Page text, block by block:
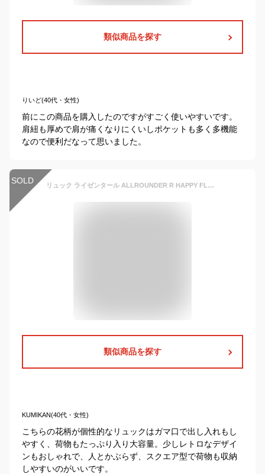
類似商品を探す
りいど(40代・女性)
前にこの商品を購入したのですがすごく使いやすいです。
肩紐も厚めで肩が痛くなりにくいしポケットも多く多機能
なので便利だなって思いました。
SOLD リュック ライゼンタール ALLROUNDER R HAPPY FLOWERS （ オールラウンダー リュックサック がま口 四角 バックパック 大人 通勤 通学 花柄 おしゃれ レディース ズ バッグ ママバッグ マザーズバッグ ワイヤー 口金 ）
類似商品を探す
KUMIKAN(40代・女性)
こちらの花柄が個性的なリュックはガマ口で出し入れもし
やすく、荷物もたっぷり入り大容量。少しレトロなデザイ
ンもおしゃれで、人とかぶらず、スクエア型で荷物も収納
しやすいのがいいです。